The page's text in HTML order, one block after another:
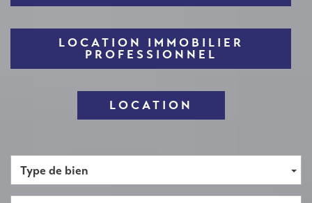
LOCATION IMMOBILIER
PROFESSIONNEL
LOCATION
Type de bien